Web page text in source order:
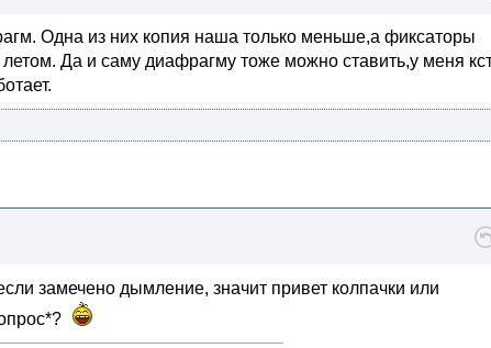
Одна из них копия наша только меньше,а фиксаторы
Да и саму диафрагму тоже можно ставить,у меня
замечено дымление, значит привет колпачки или